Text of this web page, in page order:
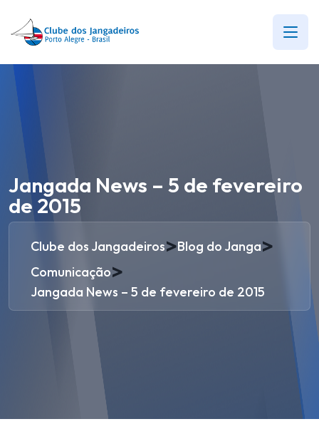
Jangada News – 5 de fevereiro
de 2015
Clube dos Jangadeiros>Blog do Janga>
Comunicação>
Jangada News – 5 de fevereiro de 2015